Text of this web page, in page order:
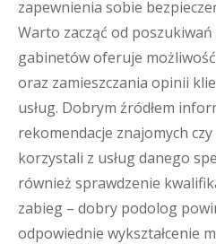
zapewnienia sobie
Warto zacząć od
gabinetów oferuje
oraz zamieszczania opinii
usług. Dobrym źródłem
rekomendacje znajomych
korzystali z usług danego
również sprawdzenie
zabieg – dobry podolog
odpowiednie wykształcenie